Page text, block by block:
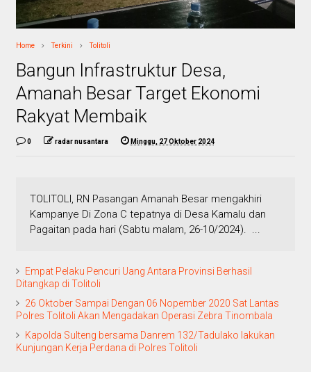
Home Terkini Tolitoli
Bangun Infrastruktur Desa,
Amanah Besar Target Ekonomi
Rakyat Membaik
0 radar nusantara Minggu, 27 Oktober 2024
TOLITOLI, RN Pasangan Amanah Besar mengakhiri
Kampanye Di Zona C tepatnya di Desa Kamalu dan
Pagaitan pada hari (Sabtu malam, 26-10/2024). ...
Empat Pelaku Pencuri Uang Antara Provinsi Berhasil
Ditangkap di Tolitoli
26 Oktober Sampai Dengan 06 Nopember 2020 Sat Lantas
Polres Tolitoli Akan Mengadakan Operasi Zebra Tinombala
Kapolda Sulteng bersama Danrem 132/Tadulako lakukan
Kunjungan Kerja Perdana di Polres Tolitoli